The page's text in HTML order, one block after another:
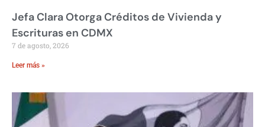
Jefa Clara Otorga Créditos de Vivienda y
Escrituras en CDMX
7 de agosto, 2026
Leer más »